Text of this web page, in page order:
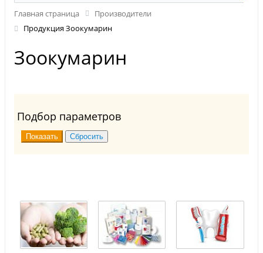
Главная страница
Производители
Продукция Зоокумарин
Зоокумарин
Подбор параметров